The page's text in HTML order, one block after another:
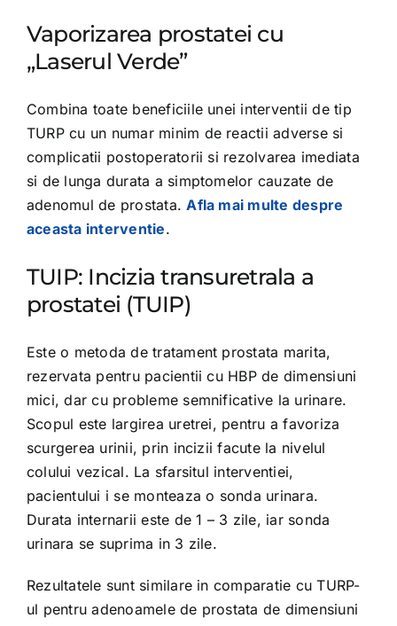
Vaporizarea prostatei cu
„Laserul Verde”
Combina toate beneficiile unei interventii de tip
TURP cu un numar minim de reactii adverse si
complicatii postoperatorii si rezolvarea imediata
si de lunga durata a simptomelor cauzate de
adenomul de prostata.Afla mai multe despre
aceasta interventie.
TUIP: Incizia transuretrala a
prostatei (TUIP)
Este o metoda de tratament prostata marita,
rezervata pentru pacientii cu HBP de dimensiuni
mici, dar cu probleme semnificative la urinare.
Scopul este largirea uretrei, pentru a favoriza
scurgerea urinii, prin incizii facute la nivelul
colului vezical. La sfarsitul interventiei,
pacientului i se monteaza o sonda urinara.
Durata internarii este de 1 – 3 zile, iar sonda
urinara se suprima in 3 zile.
Rezultatele sunt similare in comparatie cu TURP-
ul pentru adenoamele de prostata de dimensiuni